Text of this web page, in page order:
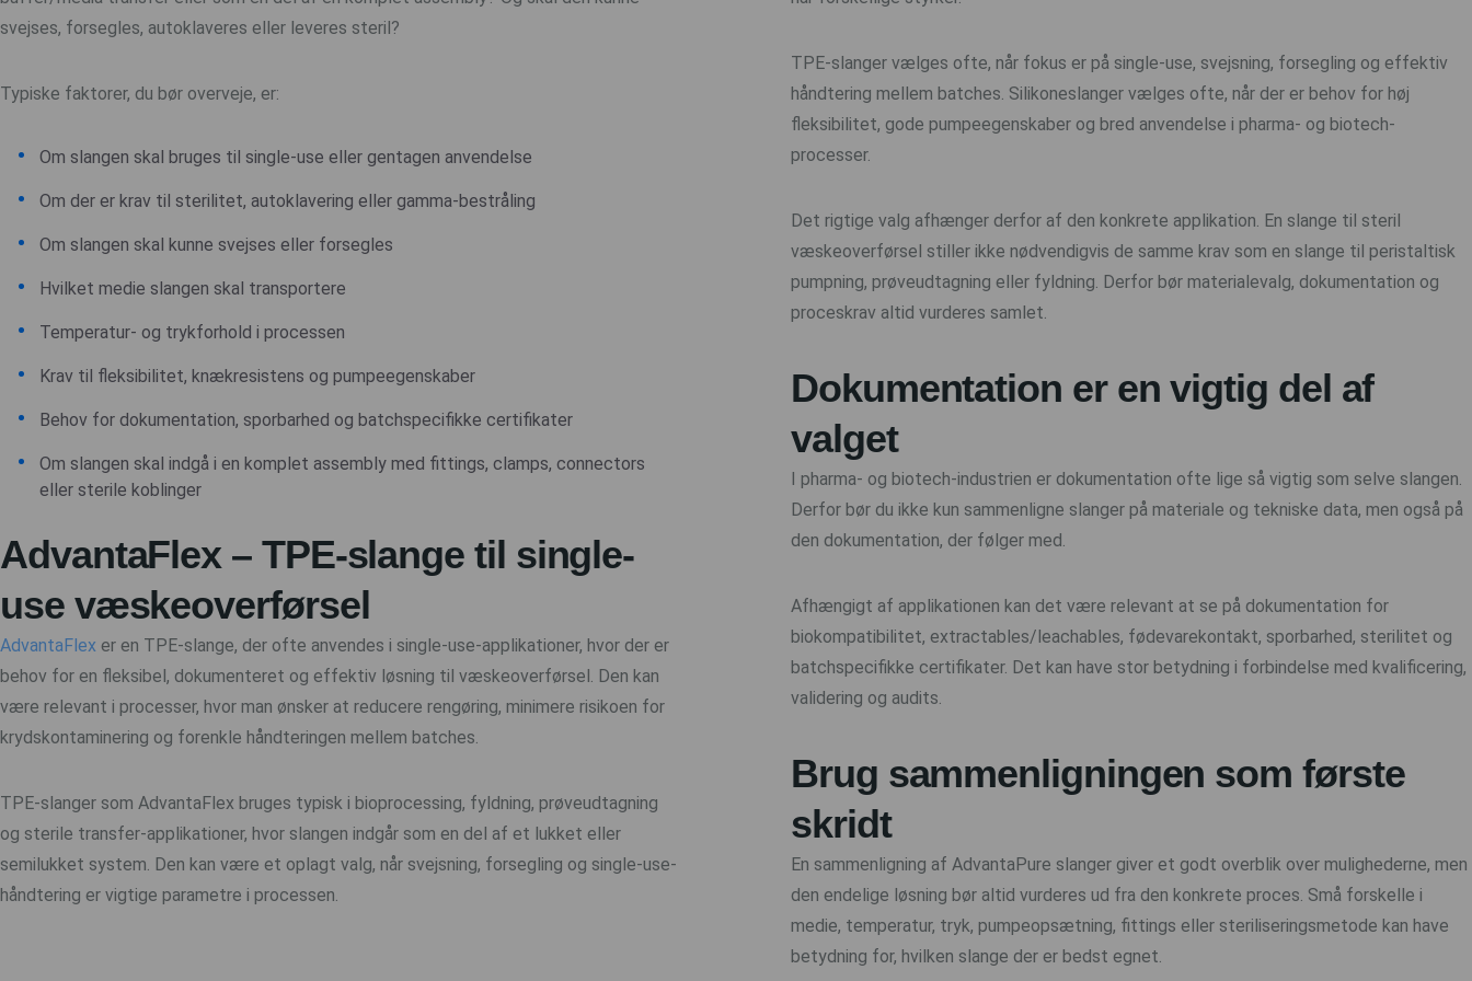
svejses, forsegles, autoklaveres eller leveres steril?
Typiske faktorer, du bør overveje, er:
Om slangen skal bruges til single-use eller gentagen anvendelse
Om der er krav til sterilitet, autoklavering eller gamma-bestråling
Om slangen skal kunne svejses eller forsegles
Hvilket medie slangen skal transportere
Temperatur- og trykforhold i processen
Krav til fleksibilitet, knækresistens og pumpeegenskaber
Behov for dokumentation, sporbarhed og batchspecifikke certifikater
Om slangen skal indgå i en komplet assembly med fittings, clamps, connectors
eller sterile koblinger
AdvantaFlex – TPE-slange til single-
use væskeoverførsel
AdvantaFlex er en TPE-slange, der ofte anvendes i single-use-applikationer, hvor der er
behov for en fleksibel, dokumenteret og effektiv løsning til væskeoverførsel. Den kan
være relevant i processer, hvor man ønsker at reducere rengøring, minimere risikoen for
krydskontaminering og forenkle håndteringen mellem batches.
TPE-slanger som AdvantaFlex bruges typisk i bioprocessing, fyldning, prøveudtagning
og sterile transfer-applikationer, hvor slangen indgår som en del af et lukket eller
semilukket system. Den kan være et oplagt valg, når svejsning, forsegling og single-use-
håndtering er vigtige parametre i processen.
TPE-slanger vælges ofte, når fokus er på single-use, svejsning, forsegling og effektiv
håndtering mellem batches. Silikoneslanger vælges ofte, når der er behov for høj
fleksibilitet, gode pumpeegenskaber og bred anvendelse i pharma- og biotech-
processer.
Det rigtige valg afhænger derfor af den konkrete applikation. En slange til steril
væskeoverførsel stiller ikke nødvendigvis de samme krav som en slange til peristaltisk
pumpning, prøveudtagning eller fyldning. Derfor bør materialevalg, dokumentation og
proceskrav altid vurderes samlet.
Dokumentation er en vigtig del af
valget
I pharma- og biotech-industrien er dokumentation ofte lige så vigtig som selve slangen.
Derfor bør du ikke kun sammenligne slanger på materiale og tekniske data, men også på
den dokumentation, der følger med.
Afhængigt af applikationen kan det være relevant at se på dokumentation for
biokompatibilitet, extractables/leachables, fødevarekontakt, sporbarhed, sterilitet og
batchspecifikke certifikater. Det kan have stor betydning i forbindelse med kvalificering,
validering og audits.
Brug sammenligningen som første
skridt
En sammenligning af AdvantaPure slanger giver et godt overblik over mulighederne, men
den endelige løsning bør altid vurderes ud fra den konkrete proces. Små forskelle i
medie, temperatur, tryk, pumpeopsætning, fittings eller steriliseringsmetode kan have
betydning for, hvilken slange der er bedst egnet.